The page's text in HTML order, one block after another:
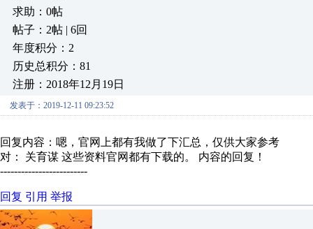
求助：0帖
帖子：2帖 | 6回
年度积分：2
历史总积分：81
注册：2018年12月19日
发表于：2019-12-11 09:23:52
回复内容：嗯，官网上都有我做了下汇总，仅供大家参考
对： 关育谋 这些资料官网都有下载的。 内容的回复！
-------------------------
回复 引用 举报